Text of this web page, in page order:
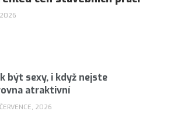
být sexy, i když nejste
atraktivní
2026